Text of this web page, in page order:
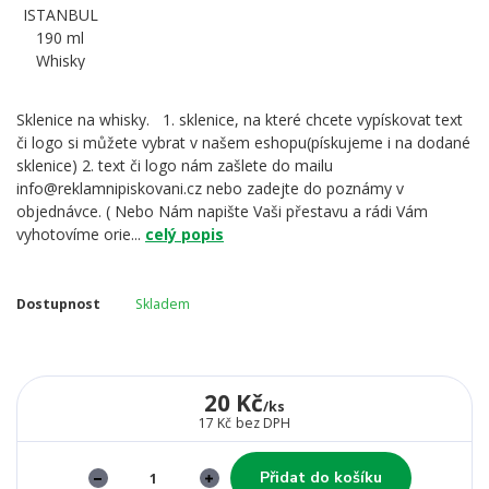
Sklenice na whisky. 1. sklenice, na které chcete vypískovat text
či logo si můžete vybrat v našem eshopu(pískujeme i na dodané
sklenice) 2. text či logo nám zašlete do mailu
info@reklamnipiskovani.cz nebo zadejte do poznámy v
objednávce. ( Nebo Nám napište Vaši přestavu a rádi Vám
vyhotovíme orie... celý popis
Dostupnost Skladem
20 Kč/ks
17 Kč bez DPH
Přidat do košíku